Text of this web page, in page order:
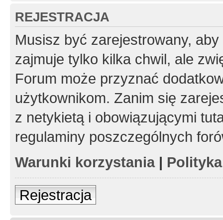
REJESTRACJA
Musisz być zarejestrowany,
zajmuje tylko kilka chwil, ale
Forum może przyznać
użytkownikom. Zanim się
z netykietą i obowiązującymi
regulaminy poszczególnych
Warunki korzystania|
Rejestracja